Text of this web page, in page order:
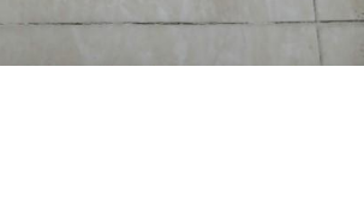
MAZDA CX9 2007-2015 | TD1262620E số